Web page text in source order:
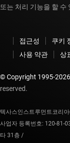
또는 처리 기능을 할 수
접근성 쿠키
사용 약관
상
© Copyright 1995-2026
reserved.
텍사스인스트루먼트코리
사업자 등록번호: 120-81-
타 31층 /